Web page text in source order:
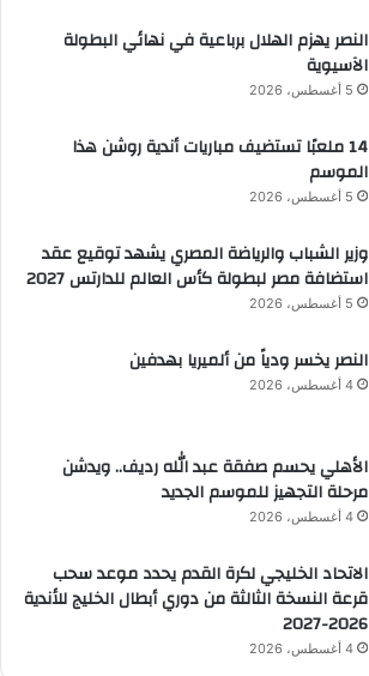
النصر يهزم الهلال برباعية في نهائي البطولة
الآسيوية
5 أغسطس، 2026
14 ملعبًا تستضيف مباريات أندية روشن هذا
الموسم
5 أغسطس، 2026
وزير الشباب والرياضة المصري يشهد توقيع عقد
استضافة مصر لبطولة كأس العالم للدارتس 2027
5 أغسطس، 2026
النصر يخسر ودياً من ألميريا بهدفين
4 أغسطس، 2026
الأهلي يحسم صفقة عبد الله رديف.. ويدشن
مرحلة التجهيز للموسم الجديد
4 أغسطس، 2026
الاتحاد الخليجي لكرة القدم يحدد موعد سحب
قرعة النسخة الثالثة من دوري أبطال الخليج للأندية
2026-2027
4 أغسطس، 2026